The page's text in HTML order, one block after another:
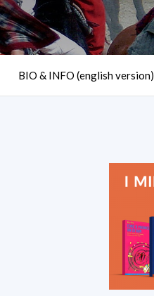
BIO & INFO (english version)